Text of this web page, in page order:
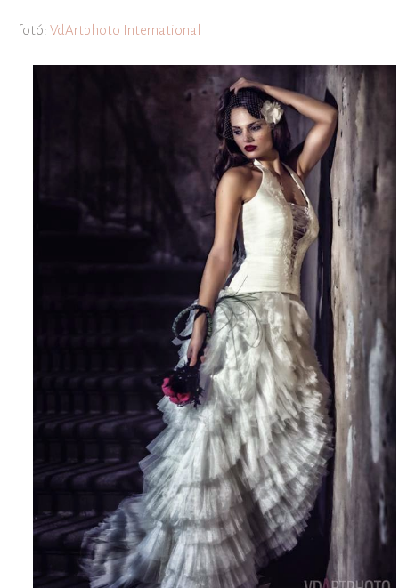
fotó: VdArtphoto International